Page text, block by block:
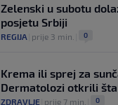
Zelenski u subotu
posjetu Srbiji
REGIJA prije 3 min. 0
Krema ili sprej za
Dermatolozi otkrili
ZDRAVLJE prije 7 min. 0